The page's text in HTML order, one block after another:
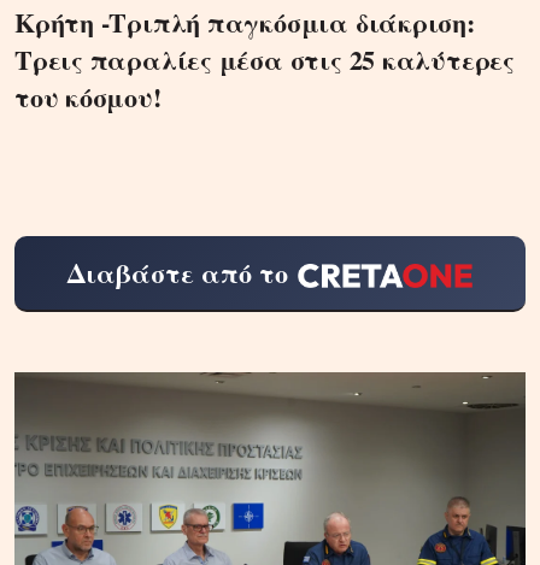
Κρήτη -Τριπλή παγκόσμια διάκριση:
Τρεις παραλίες μέσα στις 25 καλύτερες
του κόσμου!
Διαβάστε από το